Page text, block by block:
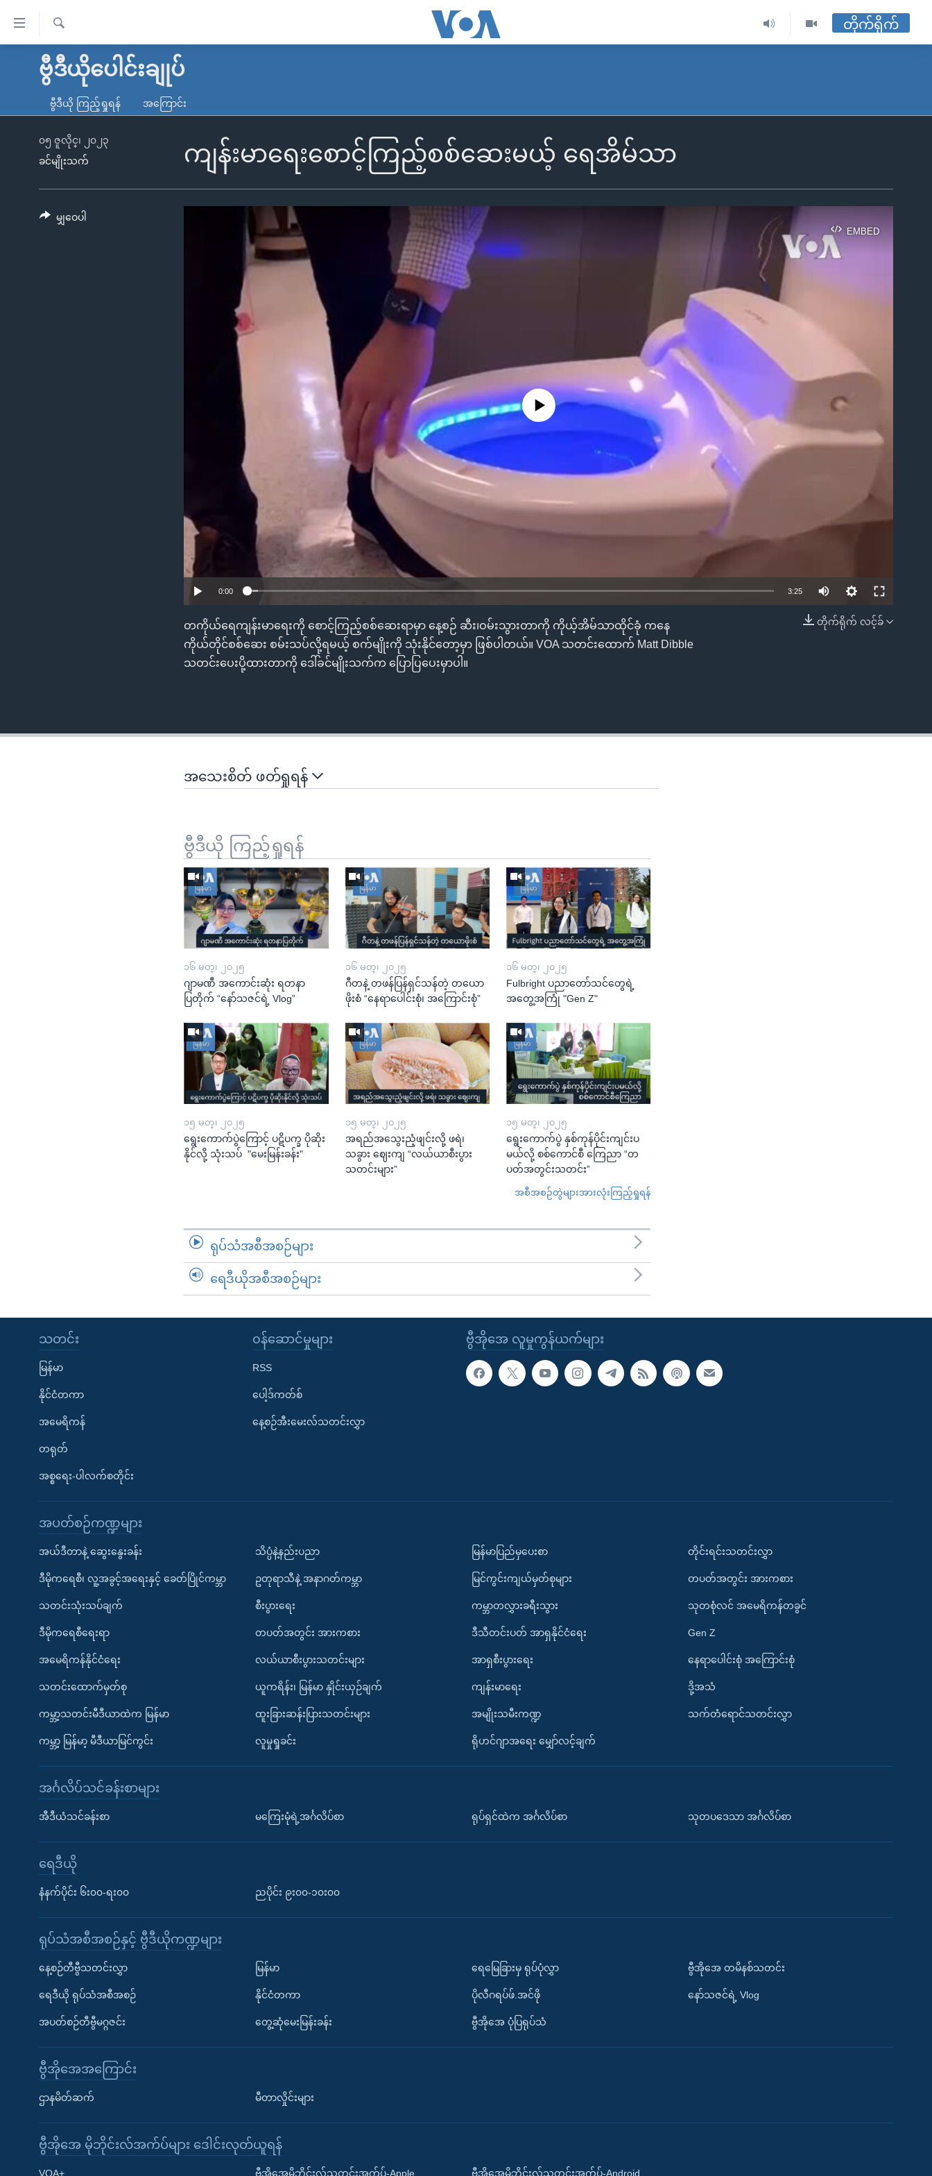
လွယ်ကူ
သည့်
မူလစာမျက်နှာ
ကမ္ဘာ့သတင်းများ
နိုင်ငံတကာ
အမေရိကန်
တရုတ်
အစ္စရေး-ပါလက်စတိုင်း
သတင်းလွတ်လပ်ခွင့်
ရပ်ဝန်းတခု လမ်းတခု အလွန်
အင်္ဂလိပ်စာလေ့လာမယ်
Learning English
ရှာဖွေ
ရ
တိုက်ရိုက်
ဗွီဒီယိုပေါင်းချုပ်
ဗွီဒီယို ကြည့်ရှုရန် အကြောင်း
ကျန်းမာရေးစောင့်ကြည့်စစ်ဆေးမယ့် ရေအိမ်သာ
၀၅ ဇူလိုင္၊ ၂၀၂၃
ခင်မျိုးသက်
EMBED
EMBED
No media source currently available
0:00 3:25
တိုက်ရိုက် လင့်ခ်
တကိုယ်ရေကျန်းမာရေးကို စောင့်ကြည့်စစ်ဆေးရာမှာ နေ့စဉ် ဆီး၊ဝမ်းသွားတာကို ကိုယ့်အိမ်သာထိုင်ခုံ ကနေ
ကိုယ်တိုင်စစ်ဆေး စမ်းသပ်လို့ရမယ့် စက်မျိုးကို သုံးနိုင်တော့မှာ ဖြစ်ပါတယ်။ VOA သတင်းထောက် Matt Dibble
သတင်းပေးပို့ထားတာကို ဒေါ်ခင်မျိုးသက်က ပြောပြပေးမှာပါ။
မျှဝေပါ
အသေးစိတ် ဖတ်ရှုရန်
ဗွီဒီယို ကြည့်ရှုရန်
၁၆ မတ္၊ ၂၀၂၅
ဂျာမဏီ အကောင်းဆုံး ရတနာ
ပြတိုက် “နော်သဇင်ရဲ့ Vlog”
၁၆ မတ္၊ ၂၀၂၅
ဂီတနဲ့ တဖန်ပြန်ရှင်သန်တဲ့ တယော
ဖိုးစံ “နေရာပေါင်းစုံ၊ အကြောင်းစုံ”
၁၆ မတ္၊ ၂၀၂၅
Fulbright ပညာတော်သင်တွေရဲ့
အတွေ့အကြုံ "Gen Z"
၁၅ မတ္၊ ၂၀၂၅
ရွေးကောက်ပွဲကြောင့် ပဋိပက္ခ ပိုဆိုး
နိုင်လို့ သုံးသပ် "မေးမြန်းခန်း"
၁၅ မတ္၊ ၂၀၂၅
အရည်အသွေးညံ့ဖျင်းလို့ ဖရဲ၊
သခွား ဈေးကျ “လယ်ယာစီးပွား
သတင်းများ”
၁၅ မတ္၊ ၂၀၂၅
ရွေးကောက်ပွဲ နှစ်ကုန်ပိုင်းကျင်းပ
မယ်လို့ စစ်ကောင်စီ ကြေညာ “တ
ပတ်အတွင်းသတင်း”
အစီအစဉ်တွဲများအားလုံးကြည့်ရှုရန်
ရုပ်သံအစီအစဉ်များ
ရေဒီယိုအစီအစဉ်များ
ဗွီအိုအေ လူမှုကွန်ယက်များ
သတင်း
မြန်မာ
နိုင်ငံတကာ
အမေရိကန်
တရုတ်
အစ္စရေး-ပါလက်စတိုင်း
၀န်ဆောင်မှုများ
RSS
ပေါ့ဒ်ကတ်စ်
နေ့စဉ်အီးမေးလ်သတင်းလွှာ
အပတ်စဉ်ကဏ္ဍများ
အယ်ဒီတာနဲ့ ဆွေးနွေးခန်း
ဒီမိုကရေစီ၊ လူ့အခွင့်အရေးနှင့် ခေတ်ပြိုင်ကမ္ဘာ
သတင်းသုံးသပ်ချက်
ဒီမိုကရေစီရေးရာ
အမေရိကန်နိုင်ငံရေး
သတင်းထောက်မှတ်စု
ကမ္ဘာ့သတင်းမီဒီယာထဲက မြန်မာ
ကမ္ဘာ့ မြန်မာ့ မီဒီယာမြင်ကွင်း
သိပ္ပံနဲ့နည်းပညာ
ဥတုရာသီနဲ့ အနာဂတ်ကမ္ဘာ
စီးပွားရေး
တပတ်အတွင်း အားကစား
လယ်ယာစီးပွားသတင်းများ
ယူကရိန်း၊ မြန်မာ နှိုင်းယှဉ်ချက်
ထူးခြားဆန်းပြားသတင်းများ
လူမှုရှုခင်း
မြန်မာပြည်မှပေးစာ
မြင်ကွင်းကျယ်မှတ်စုများ
ကမ္ဘာတလွှားခရီးသွား
ဒီသီတင်းပတ် အာရှနိုင်ငံရေး
အာရှစီးပွားရေး
ကျန်းမာရေး
အမျိုးသမီးကဏ္ဍ
ရိုဟင်ဂျာအရေး မျှော်လင့်ချက်
တိုင်းရင်းသတင်းလွှာ
တပတ်အတွင်း အားကစား
သုတစုံလင် အမေရိကန်တခွင်
Gen Z
နေရာပေါင်းစုံ အကြောင်းစုံ
ဒို့အသံ
သက်တံရောင်သတင်းလွှာ
အင်္ဂလိပ်သင်ခန်းစာများ
အီဒီယံသင်ခန်းစာ မကြေးမုံရဲ့အင်္ဂလိပ်စာ ရုပ်ရှင်ထဲက အင်္ဂလိပ်စာ သုတပဒေသာ အင်္ဂလိပ်စာ
ရေဒီယို
နံနက်ပိုင်း ၆း၀၀-ရး၀၀ ညပိုင်း ၉း၀၀-၁၀း၀၀
ရုပ်သံအစီအစဉ်နှင့် ဗွီဒီယိုကဏ္ဍများ
နေ့စဉ်တီဗွီသတင်းလွှာ
ရေဒီယို ရုပ်သံအစီအစဉ်
အပတ်စဉ်တီဗွီမဂ္ဂဇင်း
မြန်မာ
နိုင်ငံတကာ
တွေ့ဆုံမေးမြန်းခန်း
ရေမြေခြားမှ ရုပ်ပုံလွှာ
ပိုလီဂရပ်ဖ်.အင်ဖို
ဗွီအိုအေ ပုံပြရုပ်သံ
ဗွီအိုအေ တမိနစ်သတင်း
နော်သဇင်ရဲ့ Vlog
ဗွီအိုအေအကြောင်း
ဌာနမိတ်ဆက် မီတာလှိုင်းများ
ဗွီအိုအေ မိုဘိုင်းလ်အက်ပ်များ ဒေါင်းလုတ်ယူရန်
VOA+ ဗွီအိုအေမိုဘိုင်းလ်သတင်းအက်ပ်-Apple ဗွီအိုအေမိုဘိုင်းလ်သတင်းအက်ပ်-Android